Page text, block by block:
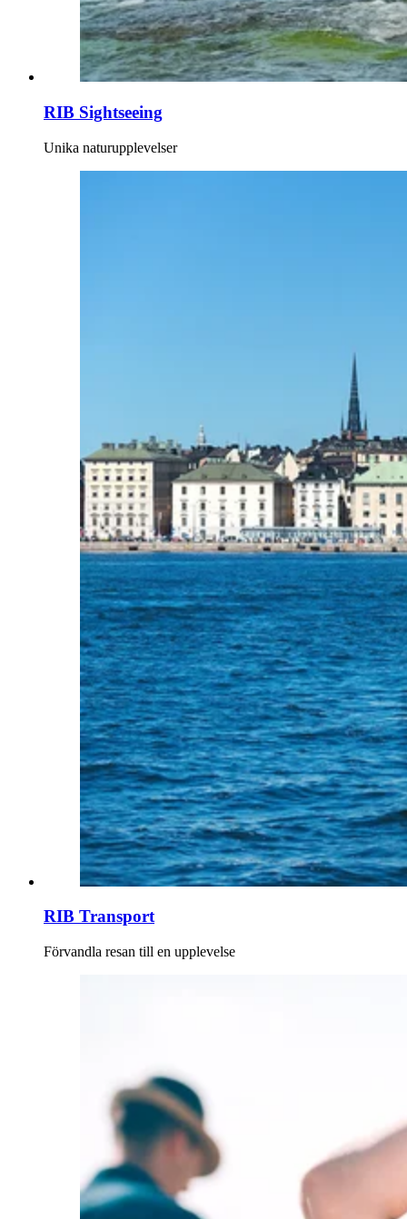
RIB Sightseeing
Unika naturupplevelser
RIB Transport
Förvandla resan till en upplevelse